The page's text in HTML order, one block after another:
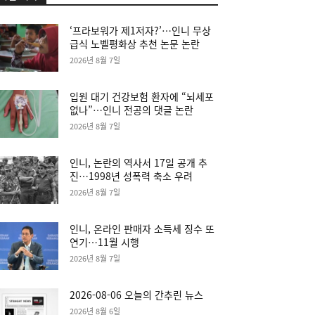
‘프라보워가 제1저자?’…인니 무상
급식 노벨평화상 추천 논문 논란
2026년 8월 7일
입원 대기 건강보험 환자에 “뇌세포
없나”…인니 전공의 댓글 논란
2026년 8월 7일
인니, 논란의 역사서 17일 공개 추
진…1998년 성폭력 축소 우려
2026년 8월 7일
인니, 온라인 판매자 소득세 징수 또
연기…11월 시행
2026년 8월 7일
2026-08-06 오늘의 간추린 뉴스
2026년 8월 6일